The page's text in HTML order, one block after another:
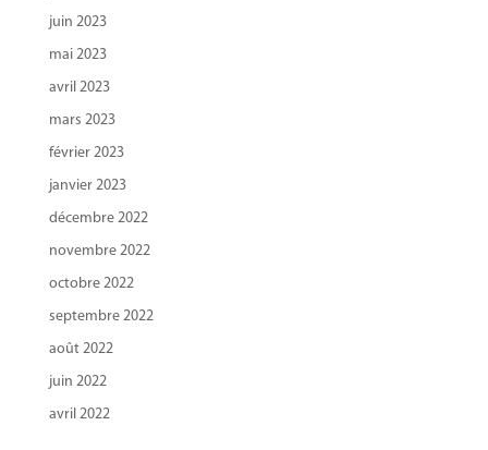
juin 2023
mai 2023
avril 2023
mars 2023
février 2023
janvier 2023
décembre 2022
novembre 2022
octobre 2022
septembre 2022
août 2022
juin 2022
avril 2022